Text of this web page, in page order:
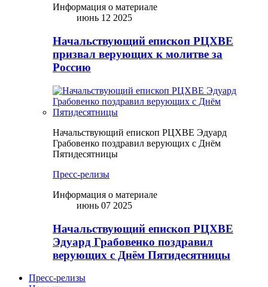
Информация о материале
июнь 12 2025
Начальствующий епископ РЦХВЕ
призвал верующих к молитве за
Россию
Начальствующий епископ РЦХВЕ Эдуард
Грабовенко поздравил верующих с Днём
Пятидесятницы
Пресс-релизы
Информация о материале
июнь 07 2025
Начальствующий епископ РЦХВЕ
Эдуард Грабовенко поздравил
верующих с Днём Пятидесятницы
Пресс-релизы